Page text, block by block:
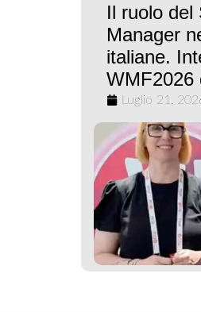
Il ruolo del
Manager
italiane.
WMF2026
Luglio 21,